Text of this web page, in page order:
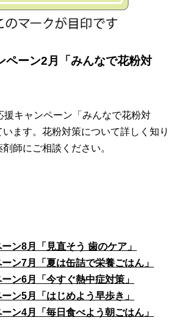
ペーン2月「みんなで花粉対
援キャンペーン「みんなで花粉対
ます。花粉対策について詳しく知り
師にご相談ください。
ン8月「見直そう 歯のケア」
ン7月「夏は缶詰で栄養ごはん」
ン6月「今すぐ熱中症対策」
ン5月「はじめよう早歩き」
ン4月「毎日食べよう朝ごはん」